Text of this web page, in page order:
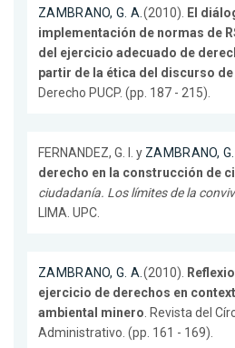
ZAMBRANO, G. A.(2010). El
implementación de normas de
del ejercicio adecuado de
partir de la ética del discurso
Derecho PUCP. (pp. 187 - 215).
FERNANDEZ, G. I. y ZAMBRANO,
derecho en la construcción de
ciudadanía. Los límites de la
LIMA. UPC.
ZAMBRANO, G. A.(2010).
ejercicio de derechos en
ambiental minero. Revista del
Administrativo. (pp. 161 - 169).